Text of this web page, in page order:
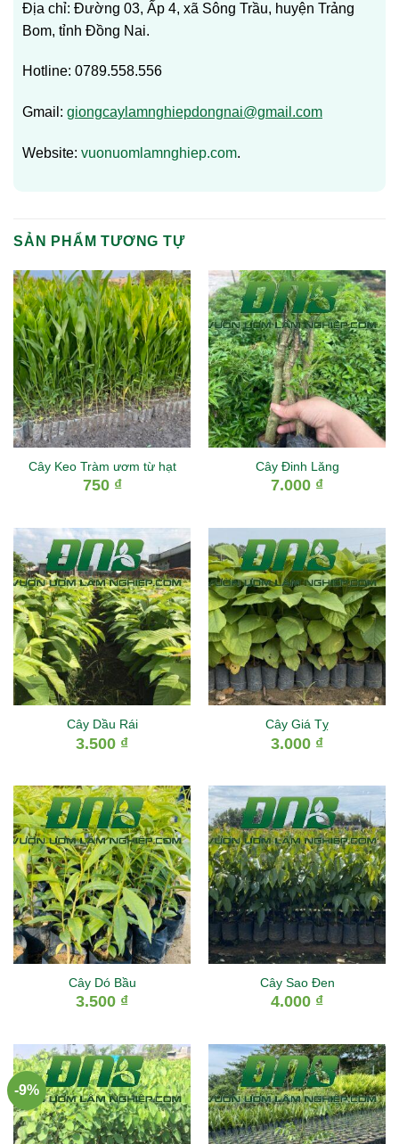
Địa chỉ: Đường 03, Ấp 4, xã Sông Trầu, huyện Trảng
Bom, tỉnh Đồng Nai.
Hotline: 0789.558.556
Gmail: giongcaylamnghiepdongnai@gmail.com
Website: vuonuomlamnghiep.com.
SẢN PHẨM TƯƠNG TỰ
Cây Keo Tràm ươm từ hạt
750 ₫
Cây Đinh Lăng
7.000 ₫
Cây Dầu Rái
3.500 ₫
Cây Giá Tỵ
3.000 ₫
Cây Dó Bầu
3.500 ₫
Cây Sao Đen
4.000 ₫
-9%